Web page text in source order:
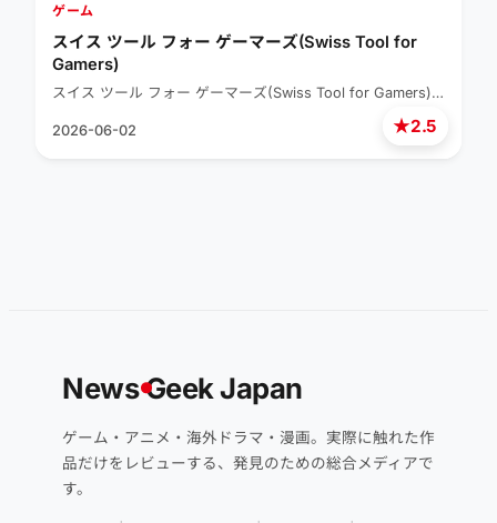
★2.5
ゲーム
スイス ツール フォー ゲーマーズ(Swiss Tool for
Gamers)
スイス ツール フォー ゲーマーズ(Swiss Tool for Gamers)…
2026-06-02
NewsGeek Japan
ゲーム・アニメ・海外ドラマ・漫画。実際に触れた作
品だけをレビューする、発見のための総合メディアで
す。